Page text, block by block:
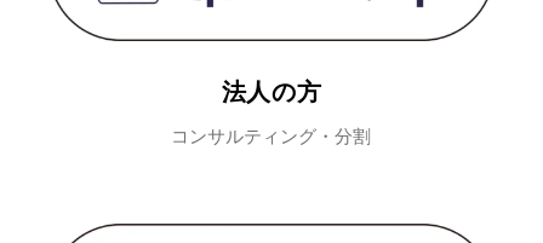
法人の方
コンサルティング・分割